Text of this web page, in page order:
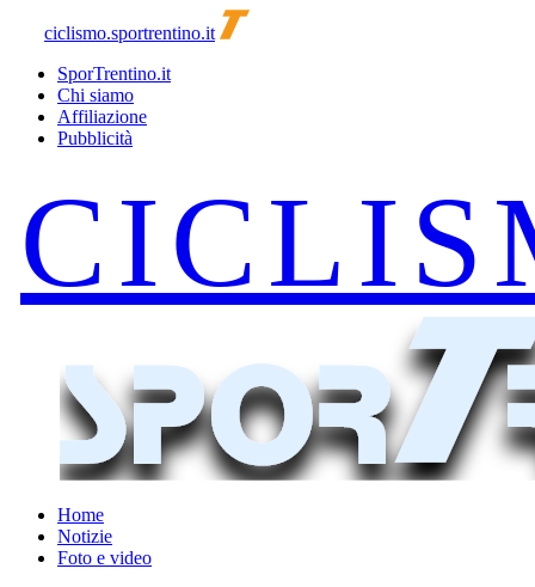
ciclismo.sportrentino.it
SporTrentino.it
Chi siamo
Affiliazione
Pubblicità
Home
Notizie
Foto e video